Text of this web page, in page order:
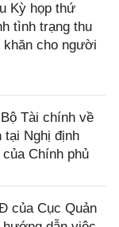
Kỳ họp thứ
tình trạng thu
khăn cho người
Tài chính về
tại Nghị định
Chính phủ
của Cục Quản